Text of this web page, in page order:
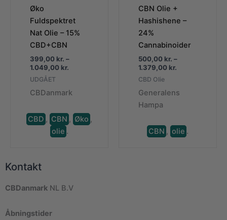
Øko
Fuldspektret
Nat Olie – 15%
CBD+CBN
399,00 kr. –
1.049,00 kr.Prisinterval:
1.049,00 kr.
UDGÅET
CBDanmark
CBD , CBN , Øko ,
olie .
CBN Olie +
Hashishene –
24%
Cannabinoider
500,00 kr. –
1.379,00 kr.Prisinterval:
1.379,00 kr.
CBD Olie
Generalens
Hampa
CBN , olie .
Kontakt
CBDanmark NL B.V
Åbningstider